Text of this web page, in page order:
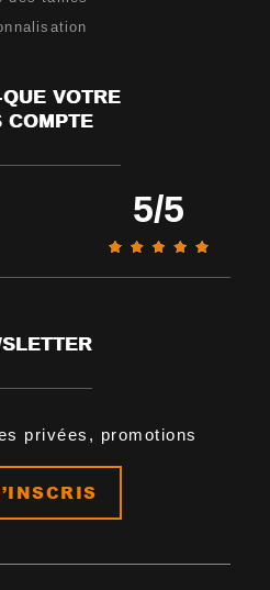
VOTRE
COMPTE
5/5
privées, promotions